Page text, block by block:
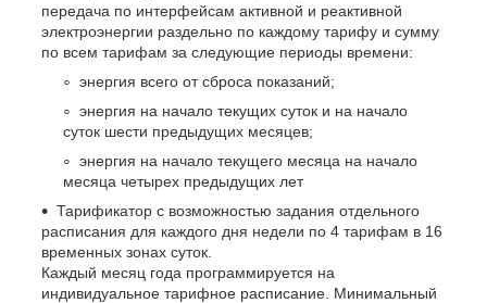
передача по интерфейсам активной и реактивной
электроэнергии раздельно по каждому тарифу и сумму
по всем тарифам за следующие периоды времени:
энергия всего от сброса показаний;
энергия на начало текущих суток и на начало
суток шести предыдущих месяцев;
энергия на начало текущего месяца на начало
месяца четырех предыдущих лет
Тарификатор с возможностью задания отдельного
расписания для каждого дня недели по 4 тарифам в 16
временных зонах суток.
Каждый месяц года программируется на
индивидуальное тарифное расписание. Минимальный